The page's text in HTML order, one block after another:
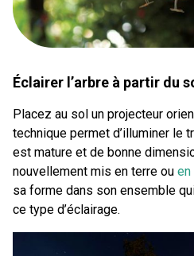
Éclairer l’arbre à partir du
Placez au sol un projecteur
technique permet d’illuminer le
est mature et de bonne
nouvellement mis en terre ou en
sa forme dans son ensemble
ce type d’éclairage.